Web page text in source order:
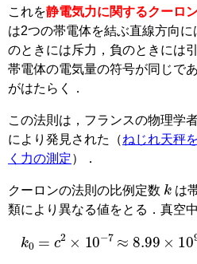
これを静電気力に関するクーロ
は2つの帯電体を結ぶ直線方向
のときには斥力，負のときには
帯電体の電気量の符号が同じで
がはたらく．
この法則は，フランスの物理学
により発見された（ねじれ天秤
く力の測定）．
クーロンの法則の比例定数
k
は
類により異なる値をとる．真空
k 2× 10−7 8.99× 109